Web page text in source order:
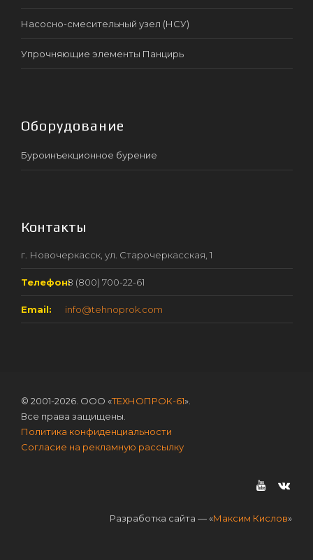
Насосно-смесительный узел (НСУ)
Упрочняющие элементы Панцирь
Оборудование
Буроинъекционное бурение
Контакты
г. Новочеркасск, ул. Старочеркасская, 1
Телефон:8 (800) 700-22-61
Email: info@tehnoprok.com
© 2001-2026. ООО «ТЕХНОПРОК-61».
Все права защищены.
Политика конфиденциальности
Согласие на рекламную рассылку
Разработка сайта — «Максим Кислов»